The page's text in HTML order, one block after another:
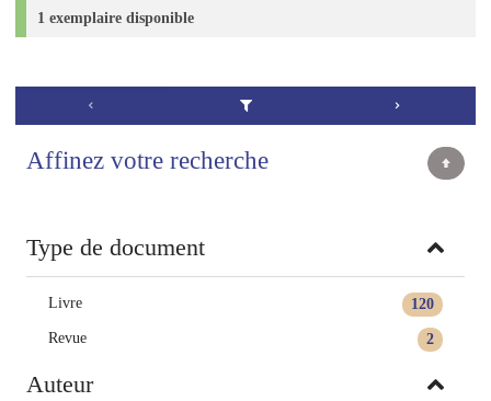
1 exemplaire disponible
Affinez votre recherche
Type de document
120
Livre
2
Revue
Auteur